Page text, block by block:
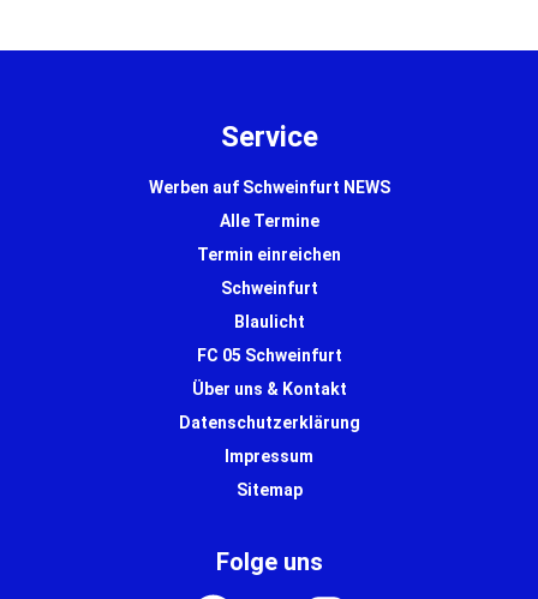
Service
Werben auf Schweinfurt NEWS
Alle Termine
Termin einreichen
Schweinfurt
Blaulicht
FC 05 Schweinfurt
Über uns & Kontakt
Datenschutzerklärung
Impressum
Sitemap
Folge uns